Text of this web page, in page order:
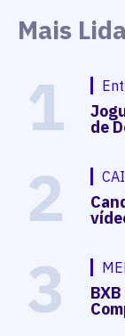
Mais
1 de
2
3